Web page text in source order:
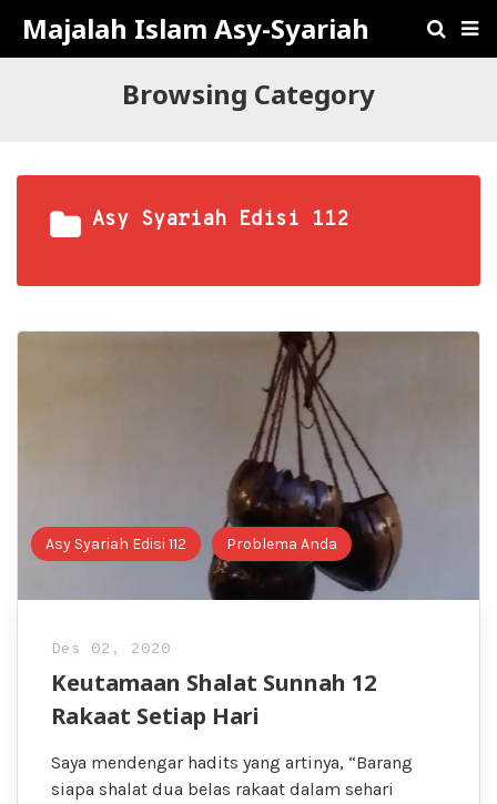
Majalah Islam Asy-Syariah
Browsing Category
Asy Syariah Edisi 112
Asy Syariah Edisi 112 Problema Anda
Des 02, 2020
Keutamaan Shalat Sunnah 12
Rakaat Setiap Hari
Saya mendengar hadits yang artinya, “Barang
siapa shalat dua belas rakaat dalam sehari